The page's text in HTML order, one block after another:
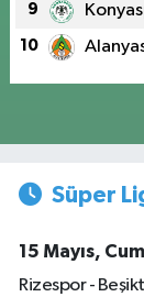
9
10
Süper
15 Mayıs,
Rizespor -